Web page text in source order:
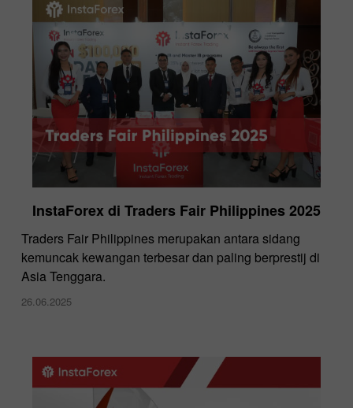
InstaForex di Traders Fair Philippines 2025
Traders Fair Philippines merupakan antara sidang
kemuncak kewangan terbesar dan paling berprestij di
Asia Tenggara.
26.06.2025